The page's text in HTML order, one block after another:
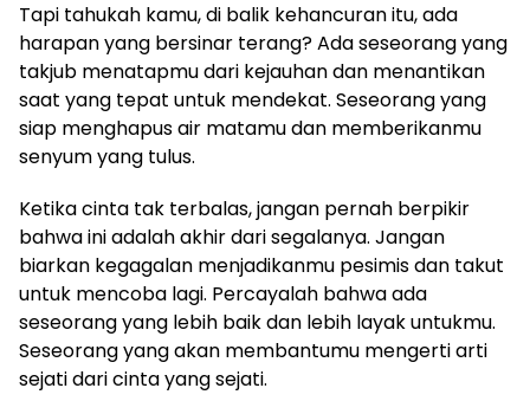
Tapi tahukah kamu, di balik kehancuran itu, ada
harapan yang bersinar terang? Ada seseorang yang
takjub menatapmu dari kejauhan dan menantikan
saat yang tepat untuk mendekat. Seseorang yang
siap menghapus air matamu dan memberikanmu
senyum yang tulus.
Ketika cinta tak terbalas, jangan pernah berpikir
bahwa ini adalah akhir dari segalanya. Jangan
biarkan kegagalan menjadikanmu pesimis dan takut
untuk mencoba lagi. Percayalah bahwa ada
seseorang yang lebih baik dan lebih layak untukmu.
Seseorang yang akan membantumu mengerti arti
sejati dari cinta yang sejati.